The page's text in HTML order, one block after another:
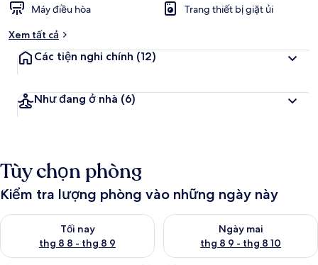
Máy điều hòa
Trang thiết bị giặt ủi
Xem tất cả
Các tiện nghi chính (12)
Như đang ở nhà (6)
Tùy chọn phòng
Kiểm tra lượng phòng vào những ngày này
Tối nay
thg 8 8 - thg 8 9
Kiểm tra lượng phòng tối nay từ thg 8 8 - thg 8 9
Ngày mai
thg 8 9 - thg 8 10
Kiểm tra lượng phòng ngày